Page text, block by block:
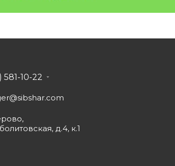
581-10-22
д.4, к.1